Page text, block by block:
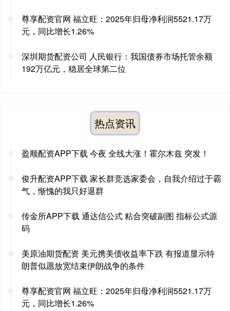
尊享配资官网 福立旺：2025年归母净利润5521.17万
元，同比增长1.26%
深圳期货配资公司 人民银行：我国债券市场托管余额
192万亿元，稳居全球第二位
热点资讯
盈顺配资APP下载 今夜 全线大涨！霍尔木兹 突发！
俊升配资APP下载 家长群竞选家委会，自我介绍过于霸
气，惭愧的我只好退群
传金所APP下载 通达信公式 粘合突破副图 指标公式源
码
美原油期货配资 美元携美债收益率下跌 有报道显示特
朗普似愿放宽结束伊朗战争的条件
尊享配资官网 福立旺：2025年归母净利润5521.17万
元，同比增长1.26%